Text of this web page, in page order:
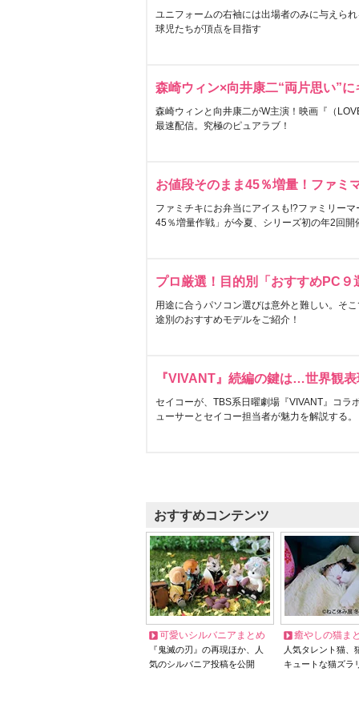
ユニフォームの右袖には出場者のみに与えら
球児たちが頂点を目指す
森崎ウィン×向井康二“両片思い”
森崎ウィンと向井康二がW主演！映画『（
最速配信。究極のピュアラブ！
お値段そのまま45％増量！ファミ
ファミチキにお弁当にアイスも!?ファミリー
45％増量作戦」が今夏、シリーズ初の年2回開
プロ厳選！目的別「おすすめPC９
用途に合うパソコン選びは意外と難しい。そ
途別のおすすめモデルをご紹介！
『VIVANT』続編の鍵は…世界観
セイコーが、TBS系日曜劇場『VIVANT』コラ
ューサーとセイコー担当者が魅力を解説する。
おすすめコンテンツ
可愛いシルバニアまとめ
『鬼滅の刃』の再現ほか、人
気のシルバニア投稿を公開
癒やしの猫ま
人気タレント猫
キュートな猫ズラ